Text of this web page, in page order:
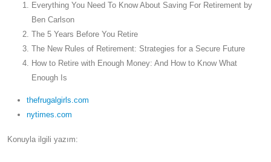
Everything You Need To Know About Saving For Retirement by
Ben Carlson
The 5 Years Before You Retire
The New Rules of Retirement: Strategies for a Secure Future
How to Retire with Enough Money: And How to Know What
Enough Is
thefrugalgirls.com
nytimes.com
Konuyla ilgili yazım: